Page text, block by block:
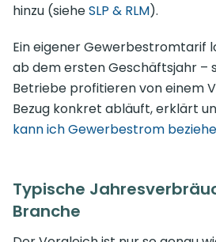
hinzu (sieheSLP & RLM).
Ein eigener Gewerbestromtarif
ab dem ersten Geschäftsjahr –
Betriebe profitieren von einem
Bezug konkret abläuft, erklärt
kann ich Gewerbestrom
Typische
Branche